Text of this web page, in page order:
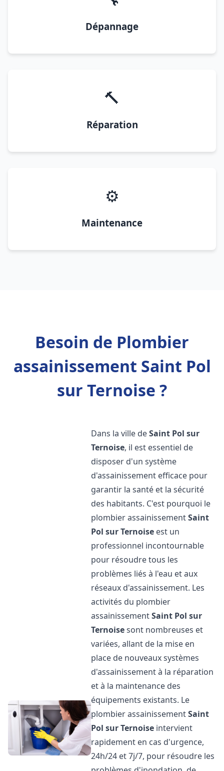
Dépannage
🔨
Réparation
⚙️
Maintenance
Besoin de Plombier
assainissement Saint Pol
sur Ternoise ?
Dans la ville deSaint Pol sur
Ternoise, il est essentiel de
disposer d'un système
d'assainissement efficace pour
garantir la santé et la sécurité
des habitants. C'est pourquoi le
plombier assainissementSaint
Pol sur Ternoise est un
professionnel incontournable
pour résoudre tous les
problèmes liés à l'eau et aux
réseaux d'assainissement. Les
activités du plombier
assainissementSaint Pol sur
Ternoisesont nombreuses et
variées, allant de la mise en
place de nouveaux systèmes
d'assainissement à la réparation
et à la maintenance des
équipements existants. Le
plombier assainissementSaint
Pol sur Ternoise intervient
rapidement en cas d'urgence,
24h/24 et 7j/7, pour résoudre les